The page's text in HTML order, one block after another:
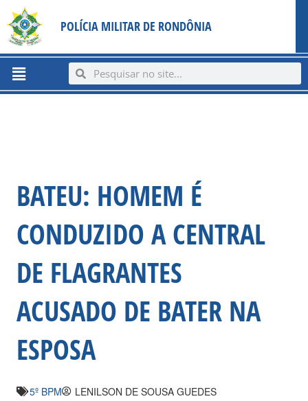
content
para
conteúdo
POLÍCIA MILITAR DE RONDÔNIA
Menu SearchSearch
BATEU: HOMEM É
CONDUZIDO A CENTRAL
DE FLAGRANTES
ACUSADO DE BATER NA
ESPOSA
5º BPM
LENILSON DE SOUSA GUEDES